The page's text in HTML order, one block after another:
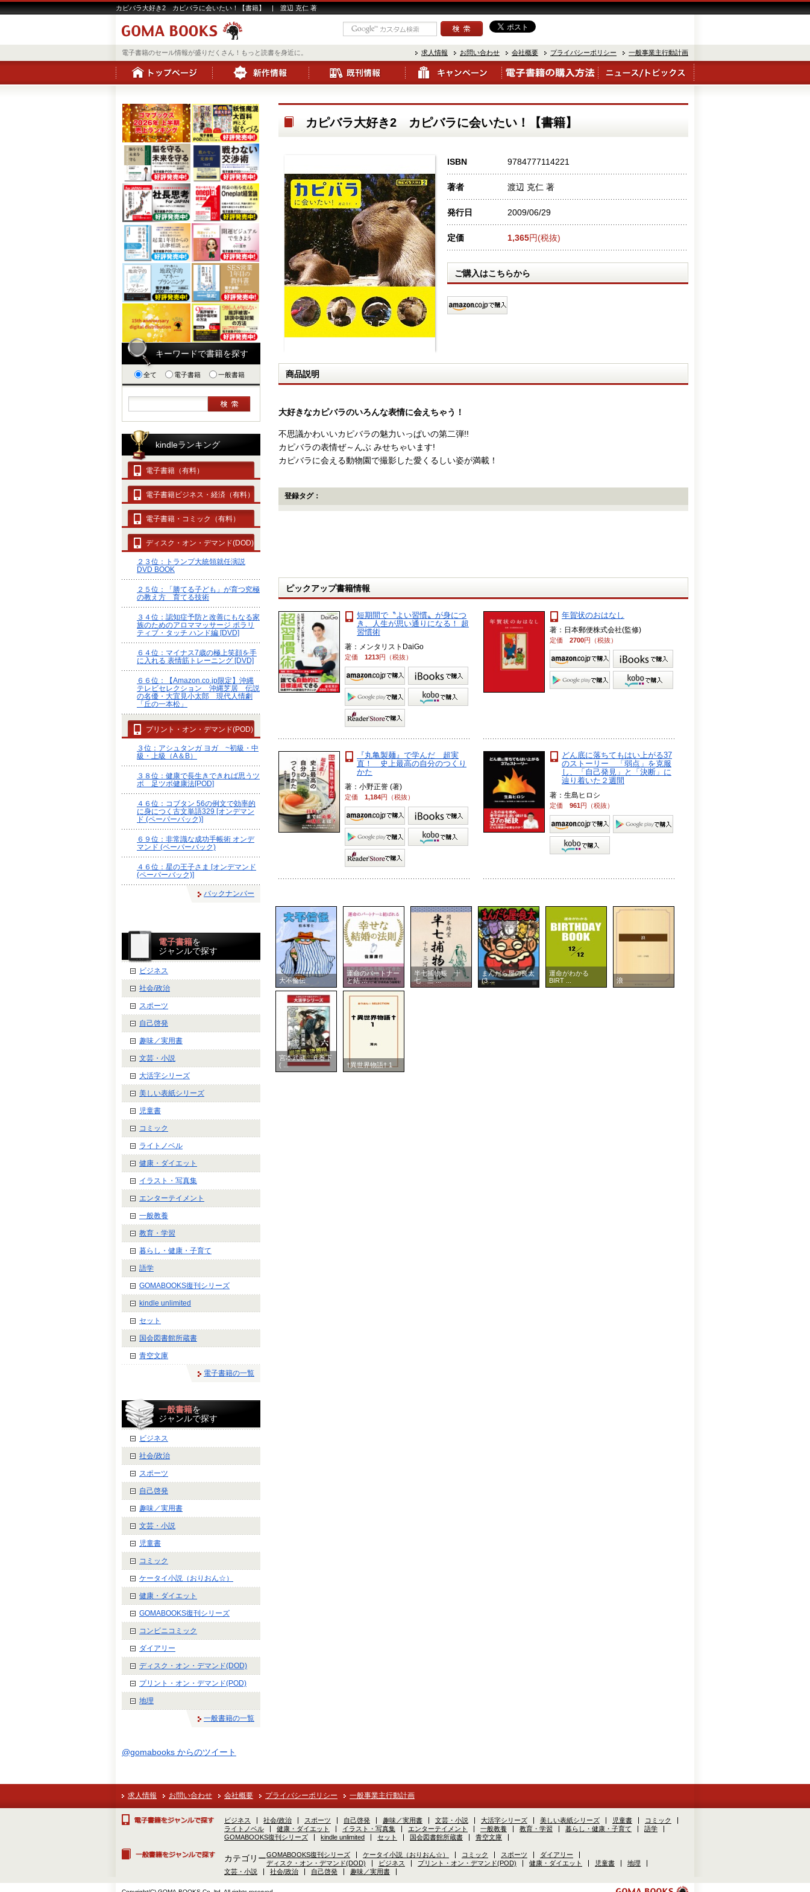
カピバラ大好き2 カピバラに会いたい！【書籍】 | 渡辺 克仁 著
電子書籍のセール情報が盛りだくさん！もっと読書を身近に。 求人情報 お問い合わせ 会社概要 プライバシーポリシー 一般事業主行動計画
カピバラ大好き2 カピバラに会いたい！【書籍】
ISBN 9784777114221
著者 渡辺 克仁 著
発行日 2009/06/29
定価 1,365円(税抜)
ご購入はこちらから
商品説明
大好きなカピバラのいろんな表情に会えちゃう！
不思議かわいいカピバラの魅力いっぱいの第二弾!!
カピバラの表情ぜ～んぶ みせちゃいます!
カピバラに会える動物園で撮影した愛くるしい姿が満載！
登録タグ：
ピックアップ書籍情報
短期間で〝よい習慣〟が身につ
き、人生が思い通りになる！ 超
習慣術
著：メンタリストDaiGo
定価 1213円（税抜）
年賀状のおはなし
著：日本郵便株式会社(監修)
定価 2700円（税抜）
『丸亀製麺』で学んだ 超実
直！ 史上最高の自分のつくり
かた
著：小野正誉 (著)
定価 1,184円（税抜）
どん底に落ちてもはい上がる37
のストーリー 「弱点」を克服
し、「自己発見」と「決断」に
辿り着いた２週間
著：生島ヒロシ
定価 961円（税抜）
キーワードで書籍を探す
全て 電子書籍 一般書籍
kindleランキング
電子書籍（有料）
電子書籍ビジネス・経済（有料）
電子書籍・コミック（有料）
ディスク・オン・デマンド(DOD)
２３位：トランプ大統領就任演説
DVD BOOK
２５位：「勝てる子ども」が育つ究極
の教え方 育てる技術
３４位：認知症予防と改善にもなる家
族のためのアロママッサージ ポラリ
ティブ・タッチ ハンド編 [DVD]
６４位：マイナス7歳の極上笑顔を手
に入れる 表情筋トレーニング [DVD]
６６位：【Amazon.co.jp限定】沖縄
テレビセレクション 沖縄芝居 伝説
の名優・大宜見小太郎 現代人情劇
「丘の一本松」
プリント・オン・デマンド(POD)
３位：アシュタンガ ヨガ ~初級・中
級・上級（A＆B）
３８位：健康で長生きできれば思うツ
ボ 足ツボ健康法[POD]
４６位：コブタン 56の例文で効率的
に身につく古文単語329 [オンデマン
ド (ペーパーバック)]
６９位：非常識な成功手帳術 オンデ
マンド (ペーパーバック)
４６位：星の王子さま [オンデマンド
(ペーパーバック)]
バックナンバー
電子書籍を
ジャンルで探す
ビジネス
社会/政治
スポーツ
自己啓発
趣味／実用書
文芸・小説
大活字シリーズ
美しい表紙シリーズ
児童書
コミック
ライトノベル
健康・ダイエット
イラスト・写真集
エンターテイメント
一般教養
教育・学習
暮らし・健康・子育て
語学
GOMABOOKS復刊シリーズ
kindle unlimited
セット
国会図書館所蔵書
青空文庫
電子書籍の一覧
一般書籍を
ジャンルで探す
ビジネス
社会/政治
スポーツ
自己啓発
趣味／実用書
文芸・小説
児童書
コミック
ケータイ小説（おりおん☆）
健康・ダイエット
GOMABOOKS復刊シリーズ
コンビニコミック
ダイアリー
ディスク・オン・デマンド(DOD)
プリント・オン・デマンド(POD)
地理
一般書籍の一覧
@gomabooks からのツイート
大不倫伝
運命のパートナー
と結 ...
半七捕物帳 十
七 三 ...
まんだら屋の良太
(3 ...
運命がわかる
BIRT ...
浪
宮本武蔵 ６巻下
( ...
†異世界物語† 1
求人情報 お問い合わせ 会社概要 プライバシーポリシー 一般事業主行動計画
ビジネス 社会/政治 スポーツ 自己啓発 趣味／実用書 文芸・小説 大活字シリーズ 美しい表紙シリーズ 児童書
コミック
ライトノベル
健康・ダイエット イラスト・写真集 エンターテイメント 一般教養 教育・学習 暮らし・健康・子育て
語学
GOMABOOKS復刊シリーズ
kindle unlimited セット 国会図書館所蔵書 青空文庫
カテゴリーGOMABOOKS復刊シリーズ ケータイ小説（おりおん☆） コミック スポーツ
ダイアリー
ディスク・オン・デマンド(DOD)
ビジネス プリント・オン・デマンド(POD) 健康・ダイエット 児童書
地理
文芸・小説
社会/政治 自己啓発 趣味／実用書